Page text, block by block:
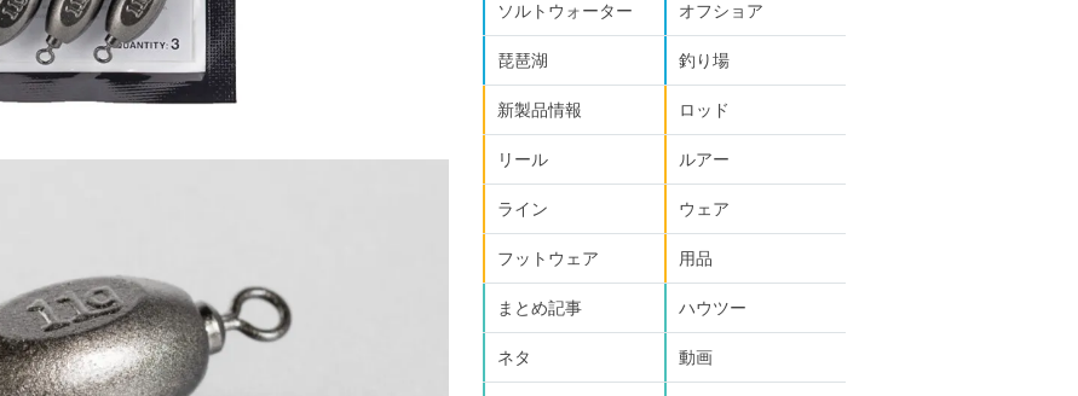
ソルトウォーター オフショア
琵琶湖 釣り場
新製品情報 ロッド
リール ルアー
ライン ウェア
フットウェア 用品
まとめ記事 ハウツー
ネタ 動画